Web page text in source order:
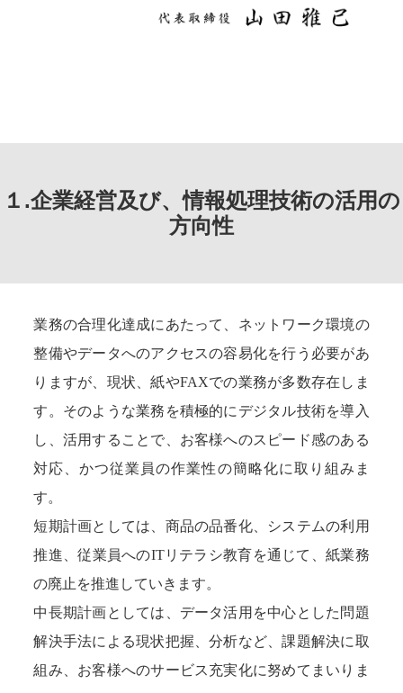
１.企業経営及び、情報処理技術の活用の
方向性
業務の合理化達成にあたって、ネットワーク環境の
整備やデータへのアクセスの容易化を行う必要があ
りますが、現状、紙やFAXでの業務が多数存在しま
す。そのような業務を積極的にデジタル技術を導入
し、活用することで、お客様へのスピード感のある
対応、かつ従業員の作業性の簡略化に取り組みま
す。
短期計画としては、商品の品番化、システムの利用
推進、従業員へのITリテラシ教育を通じて、紙業務
の廃止を推進していきます。
中長期計画としては、データ活用を中心とした問題
解決手法による現状把握、分析など、課題解決に取
組み、お客様へのサービス充実化に努めてまいりま